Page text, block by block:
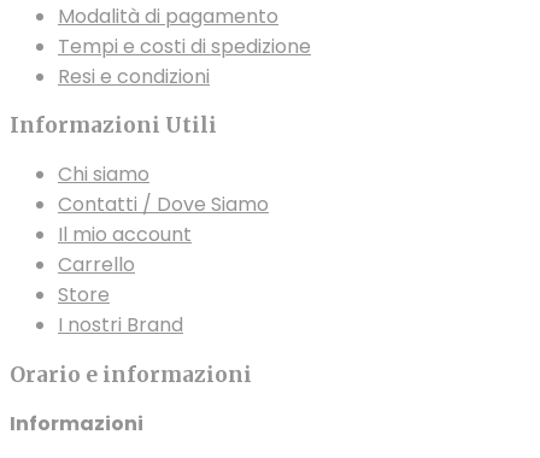
Modalità di pagamento
Tempi e costi di spedizione
Resi e condizioni
Informazioni Utili
Chi siamo
Contatti / Dove Siamo
Il mio account
Carrello
Store
I nostri Brand
Orario e informazioni
Informazioni